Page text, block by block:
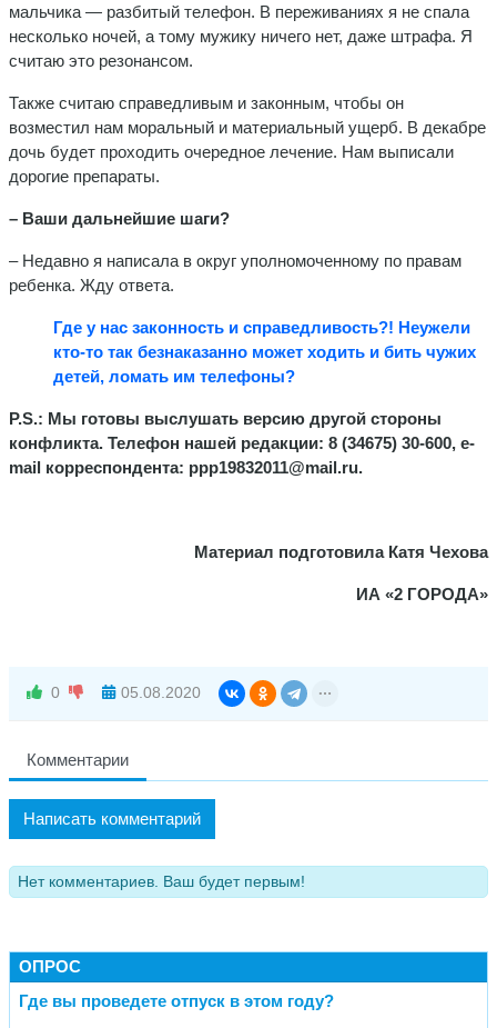
мальчика — разбитый телефон. В переживаниях я не спала
несколько ночей, а тому мужику ничего нет, даже штрафа. Я
считаю это резонансом.
Также считаю справедливым и законным, чтобы он
возместил нам моральный и материальный ущерб. В декабре
дочь будет проходить очередное лечение. Нам выписали
дорогие препараты.
– Ваши дальнейшие шаги?
– Недавно я написала в округ уполномоченному по правам
ребенка. Жду ответа.
Где у нас законность и справедливость?! Неужели
кто-то так безнаказанно может ходить и бить чужих
детей, ломать им телефоны?
P.S.: Мы готовы выслушать версию другой стороны
конфликта. Телефон нашей редакции: 8 (34675) 30-600, e-
mail корреспондента: ppp19832011@mail.ru.
Материал подготовила Катя Чехова
ИА «2 ГОРОДА»
0 05.08.2020
Комментарии
Написать комментарий
Нет комментариев. Ваш будет первым!
ОПРОС
Где вы проведете отпуск в этом году?